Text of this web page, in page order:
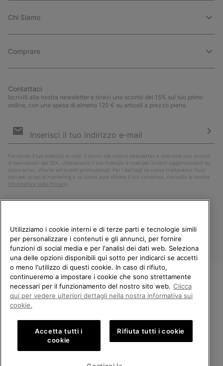
Chi Siamo
Comprare
Contattaci
Iscriviti alla nostra newsletter e ricevi uno sconto del 15% sul tuo primo
ordine, con una spesa di almeno 120 € su articoli a prezzo pieno.
e-
Fornendo il tuo indirizzo e-mail, ti iscrivi alla nostra newsletter e riceverai uno sconto
di benvenuto del 15%. Utilizzeremo il tuo indirizzo e-mail per inviarti aggiornamenti su
nuovi arrivi, offerte ed eventi promozionali. Per i dettagli su come tratteremo i tuoi
dati per scopi di marketing e su come puoi ritirare il tuo consenso, consulta la nostra
Informativa sulla Privacy
Italia
©2026Columbia Sportswear Company. Avenue des Morgines, 12 1213
Petit-Lancy Switzerland. Tutti i diritti riservati.
Politica sulla privacy Termini di utilizzo
Condizioni Generali di Vendita
Public CBCR
BENVENUTO/A IN SOREL.
SELEZIONA IL TUO PAESE DI
Shopping online disponibile
Utilizziamo i cookie interni e di terze parti e tecnologie simili
per personalizzare i contenuti e gli annunci, per fornire
funzioni di social media e per l'analisi dei dati web. Seleziona
una delle opzioni disponibili qui sotto per indicarci se accetti
o meno l'utilizzo di questi cookie. In caso di rifiuto,
continueremo a impostare i cookie che sono strettamente
necessari per il funzionamento del nostro sito web. Clicca
qui per vedere ulteriori dettagli nella nostra informativa sui
cookie.
Accetta tutti i
cookie
Rifiuta tutti i cookie